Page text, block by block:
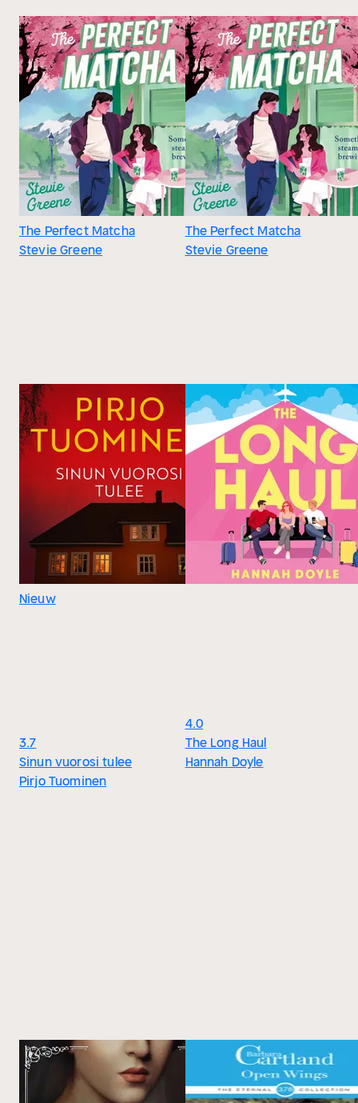
The Perfect Matcha
Stevie Greene
The Perfect Matcha
Stevie Greene
Nieuw
3.7
Sinun vuorosi tulee
Pirjo Tuominen
4.0
The Long Haul
Hannah Doyle